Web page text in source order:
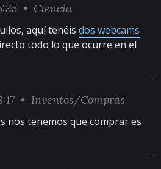
• Ciencia
aquí tenéis dos webcams
todo lo que ocurre en el
• Inventos/Compras
nos tenemos que comprar es